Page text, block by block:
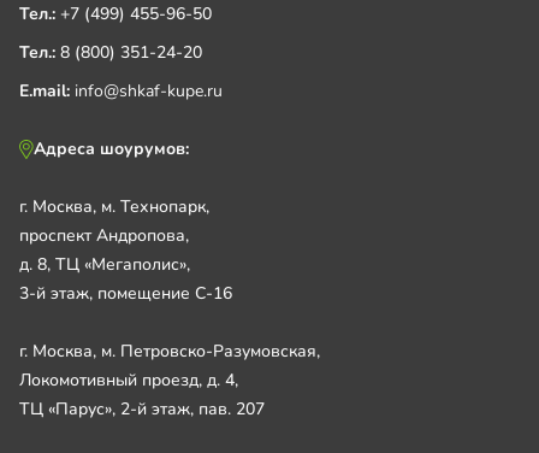
Тел.: +7 (499) 455-96-50
Тел.: 8 (800) 351-24-20
E.mail: info@shkaf-kupe.ru
Адреса шоурумов:
г. Москва, м. Технопарк,
проспект Андропова,
д. 8, ТЦ «Мегаполис»,
3-й этаж, помещение С-16
г. Москва, м. Петровско-Разумовская,
Локомотивный проезд, д. 4,
ТЦ «Парус», 2-й этаж, пав. 207